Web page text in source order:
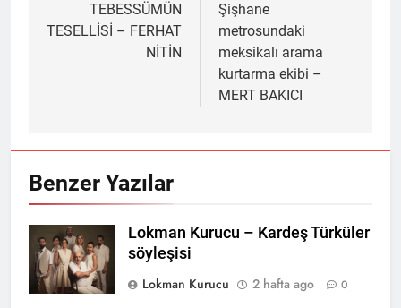
gezinmesi
TEBESSÜMÜN
TESELLİSİ – FERHAT
NİTİN
Şişhane
metrosundaki
meksikalı arama
kurtarma ekibi –
MERT BAKICI
Benzer Yazılar
Lokman Kurucu – Kardeş Türküler
söyleşisi
Lokman Kurucu
2 hafta ago 0